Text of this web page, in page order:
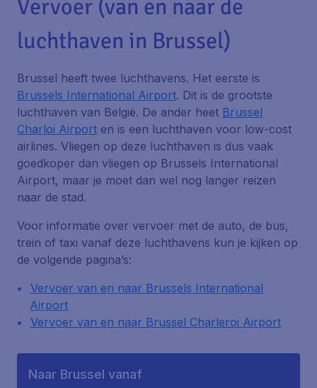
Vervoer (van en naar de
luchthaven in Brussel)
Brussel heeft twee luchthavens. Het eerste is
Brussels International Airport. Dit is de grootste
luchthaven van België. De ander heet Brussel
Charloi Airport en is een luchthaven voor low-cost
airlines. Vliegen op deze luchthaven is dus vaak
goedkoper dan vliegen op Brussels International
Airport, maar je moet dan wel nog langer reizen
naar de stad.
Voor informatie over vervoer met de auto, de bus,
trein of taxi vanaf deze luchthavens kun je kijken op
de volgende pagina’s:
Vervoer van en naar Brussels International
Airport
Vervoer van en naar Brussel Charleroi Airport
Naar Brussel vanaf